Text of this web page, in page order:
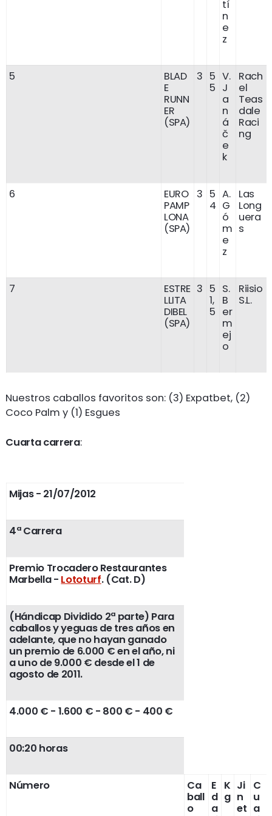
tí
n
e
z
5
BLAD
E
RUNN
ER
(SPA)
3 5
5
V.
J
a
n
á
č
e
k
Rach
el
Teas
dale
Raci
ng
6
EURO
PAMP
LONA
(SPA)
3 5
4
A.
G
ó
m
e
z
Las
Long
uera
s
7
ESTRE
LLITA
DIBEL
(SPA)
3 5
1,
5
S.
B
er
m
ej
o
Riisio
S.L.
Nuestros caballos favoritos son: (3) Expatbet, (2)
Coco Palm y (1) Esgues
Cuarta carrera:
Mijas - 21/07/2012
4ª Carrera
Premio Trocadero Restaurantes
Marbella - Lototurf. (Cat. D)
(Hándicap Dividido 2ª parte) Para
caballos y yeguas de tres años en
adelante, que no hayan ganado
un premio de 6.000 € en el año, ni
a uno de 9.000 € desde el 1 de
agosto de 2011.
4.000 € - 1.600 € - 800 € - 400 €
00:20 horas
Número
Ca
ball
o
E
d
a
K
g
Ji
n
et
C
u
a